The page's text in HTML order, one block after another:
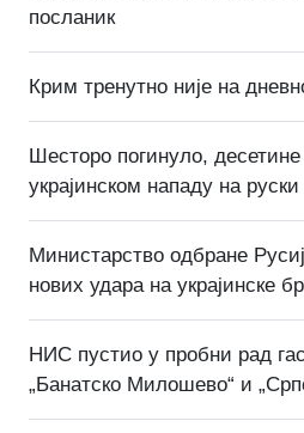
посланик
Крим тренутно није на
Шесторо погинуло,
украјинском нападу на
Министарство одбране
нових удара на украјинске
НИС пустио у пробни рад
„Банатско Милошево“ и